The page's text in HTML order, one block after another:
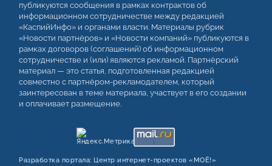
публикуются сообщения в рамках контрактов об
информационном сотрудничестве между редакцией
«КаспийИнфо» и органами власти. Материалы рубрик
«Новости партнёров» и «Новости компаний» публикуются в
рамках договоров (соглашений) об информационном
сотрудничестве и (или) являются рекламой. Партнёрский
материал — это статья, подготовленная редакцией
совместно с партнёром-рекламодателем, который
заинтересован в теме материала, участвует в его создании
и оплачивает размещение.
Разработка портала: Центр интернет‑проектов «МОЁ!»